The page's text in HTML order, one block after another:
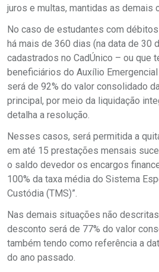
juros e multas, mantidas as demais
No caso de estudantes com
há mais de 360 dias (na data de 30
cadastrados no CadÚnico – ou que
beneficiários do Auxílio
será de 92% do valor consolidado
principal, por meio da liquidação
detalha a resolução.
Nesses casos, será permitida a
em até 15 prestações mensais
o saldo devedor os encargos
100% da taxa média do Sistema
Custódia (TMS)”.
Nas demais situações não
desconto será de 77% do valor
também tendo como referência a
do ano passado.